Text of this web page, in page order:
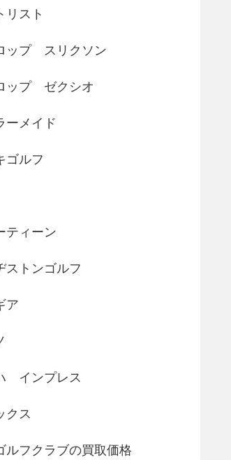
リスト
ップ スリクソン
ップ ゼクシオ
ーメイド
ゴルフ
ティーン
ストンゴルフ
ア
インプレス
クス
ルフクラブの買取価格